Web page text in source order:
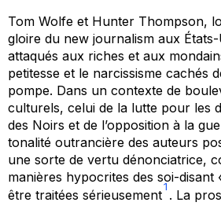
Tom Wolfe et Hunter Thompson,
gloire du new journalism aux
attaqués aux riches et aux
petitesse et le narcissisme cachés
pompe. Dans un contexte de
culturels, celui de la lutte pour les
des Noirs et de l’opposition à la
tonalité outrancière des auteurs
une sorte de vertu dénonciatrice,
manières hypocrites des soi-disant
être traitées sérieusement
1
. La